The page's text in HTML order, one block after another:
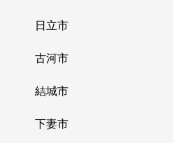
日立市
古河市
結城市
下妻市